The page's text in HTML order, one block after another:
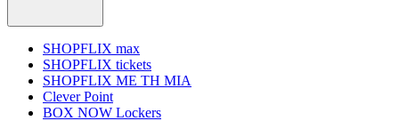
SHOPFLIX max
SHOPFLIX tickets
SHOPFLIX ΜΕ ΤΗ ΜΙΑ
Clever Point
BOX NOW Lockers